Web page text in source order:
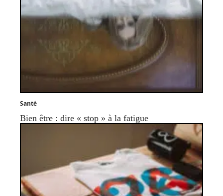
Santé
Bien être : dire « stop » à la fatigue